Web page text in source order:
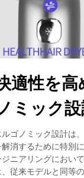
適性を高
ミック
ゴノミック設計は
消するために特別
ニアリングにおい
従来モデルと同等